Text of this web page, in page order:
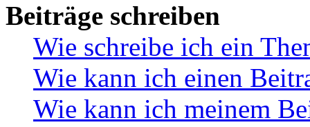
Beiträge schreiben
Wie schreibe ich ein
Wie kann ich einen
Wie kann ich meinem